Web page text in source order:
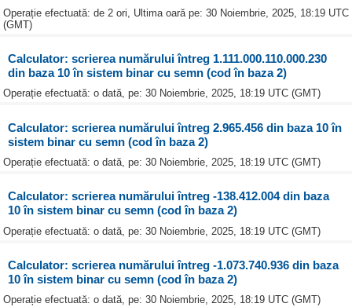
Operație efectuată: de 2 ori, Ultima oară pe: 30 Noiembrie, 2025, 18:19 UTC
(GMT)
Calculator: scrierea numărului întreg 1.111.000.110.000.230
din baza 10 în sistem binar cu semn (cod în baza 2)
Operație efectuată: o dată, pe: 30 Noiembrie, 2025, 18:19 UTC (GMT)
Calculator: scrierea numărului întreg 2.965.456 din baza 10 în
sistem binar cu semn (cod în baza 2)
Operație efectuată: o dată, pe: 30 Noiembrie, 2025, 18:19 UTC (GMT)
Calculator: scrierea numărului întreg -138.412.004 din baza
10 în sistem binar cu semn (cod în baza 2)
Operație efectuată: o dată, pe: 30 Noiembrie, 2025, 18:19 UTC (GMT)
Calculator: scrierea numărului întreg -1.073.740.936 din baza
10 în sistem binar cu semn (cod în baza 2)
Operație efectuată: o dată, pe: 30 Noiembrie, 2025, 18:19 UTC (GMT)